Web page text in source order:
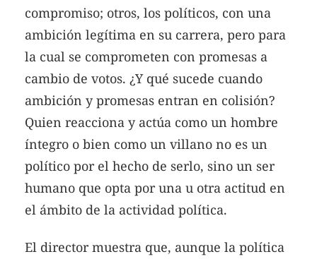
compromiso; otros, los políticos, con una
ambición legítima en su carrera, pero para
la cual se comprometen con promesas a
cambio de votos. ¿Y qué sucede cuando
ambición y promesas entran en colisión?
Quien reacciona y actúa como un hombre
íntegro o bien como un villano no es un
político por el hecho de serlo, sino un ser
humano que opta por una u otra actitud en
el ámbito de la actividad política.
El director muestra que, aunque la política